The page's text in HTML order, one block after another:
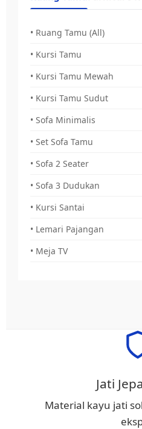
• Ruang Tamu (All)
• Kursi Tamu
• Kursi Tamu Mewah
• Kursi Tamu Sudut
• Sofa Minimalis
• Set Sofa Tamu
• Sofa 2 Seater
• Sofa 3 Dudukan
• Kursi Santai
• Lemari Pajangan
• Meja TV
Jati
Material kayu jati